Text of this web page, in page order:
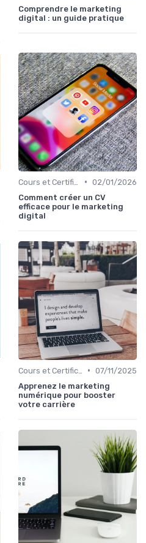
Comprendre le marketing
digital : un guide pratique
• 02/01/2026
Comment créer un CV
efficace pour le marketing
digital
• 07/11/2025
Apprenez le marketing
numérique pour booster
votre carrière